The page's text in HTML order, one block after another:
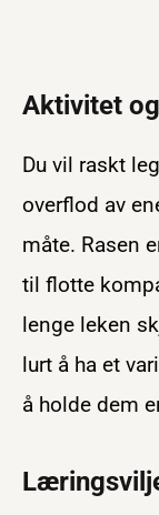
Aktivitet
Du vil raskt
overflod av
måte. Rasen
til flotte
lenge leken
lurt å ha et
å holde dem